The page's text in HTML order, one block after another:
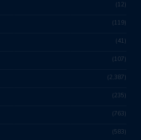
12
119
41
107
2,387
235
763
583